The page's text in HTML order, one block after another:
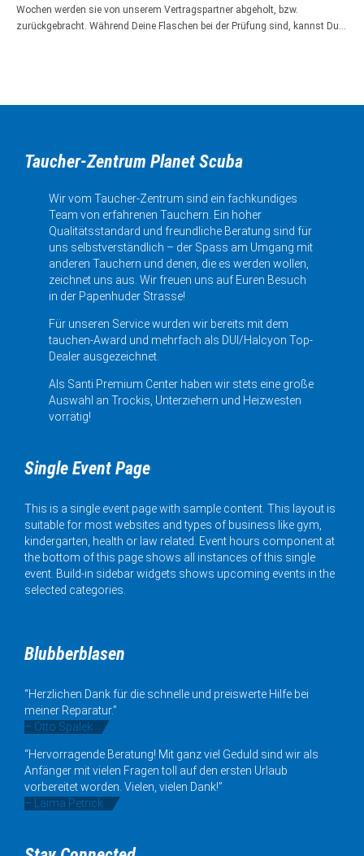
Wochen werden sie von unserem Vertragspartner abgeholt, bzw.
zurückgebracht. Während Deine Flaschen bei der Prüfung sind, kannst Du…
Taucher-Zentrum Planet Scuba
Wir vom Taucher-Zentrum sind ein fachkundiges
Team von erfahrenen Tauchern. Ein hoher
Qualitätsstandard und freundliche Beratung sind für
uns selbstverständlich – der Spass am Umgang mit
anderen Tauchern und denen, die es werden wollen,
zeichnet uns aus. Wir freuen uns auf Euren Besuch
in der Papenhuder Strasse!
Für unseren Service wurden wir bereits mit dem
tauchen-Award und mehrfach als DUI/Halcyon Top-
Dealer ausgezeichnet.
Als Santi Premium Center haben wir stets eine große
Auswahl an Trockis, Unterziehern und Heizwesten
vorrätig!
Single Event Page
This is a single event page with sample content. This layout is
suitable for most websites and types of business like gym,
kindergarten, health or law related. Event hours component at
the bottom of this page shows all instances of this single
event. Build-in sidebar widgets shows upcoming events in the
selected categories.
Blubberblasen
“Herzlichen Dank für die schnelle und preiswerte Hilfe bei
meiner Reparatur.”
– Otto Spalek
“Hervorragende Beratung! Mit ganz viel Geduld sind wir als
Anfänger mit vielen Fragen toll auf den ersten Urlaub
vorbereitet worden. Vielen, vielen Dank!”
– Laima Petrick